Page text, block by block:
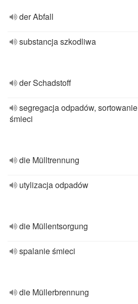
der Abfall
substancja szkodliwa
der Schadstoff
segregacja odpadów, sortowanie
śmieci
die Mülltrennung
utylizacja odpadów
die Müllentsorgung
spalanie śmieci
die Müllerbrennung